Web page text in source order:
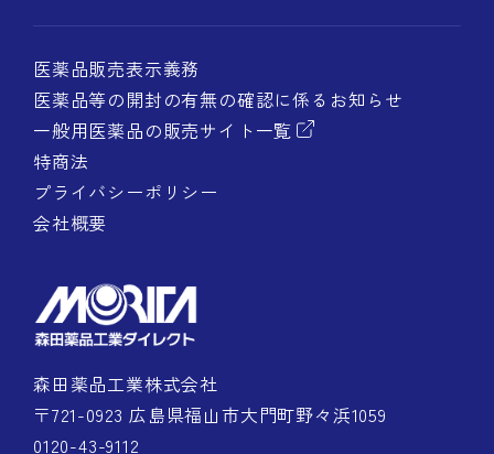
医薬品販売表示義務
医薬品等の開封の有無の確認に係るお知らせ
一般用医薬品の販売サイト一覧
特商法
プライバシーポリシー
会社概要
森田薬品工業株式会社
〒721-0923 広島県福山市大門町野々浜1059
0120-43-9112